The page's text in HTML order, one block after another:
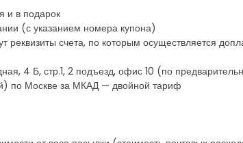
и в подарок
(с указанием номера купона)
счета, по которым осуществляется
4 Б, стр.1, 2 подъезд, офис 10 (по
по Москве за МКАД — двойной тариф